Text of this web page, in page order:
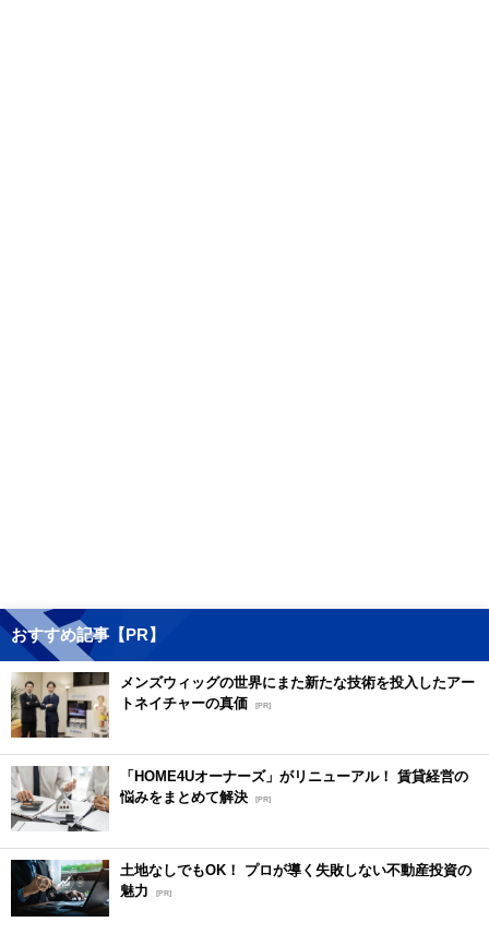
おすすめ記事【PR】
メンズウィッグの世界にまた新たな技術を投入したアー
トネイチャーの真価 [PR]
「HOME4Uオーナーズ」がリニューアル！ 賃貸経営の
悩みをまとめて解決 [PR]
土地なしでもOK！ プロが導く失敗しない不動産投資の
魅力
[PR]